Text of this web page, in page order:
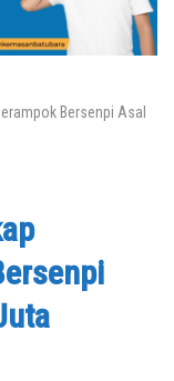
Bersenpi Asal